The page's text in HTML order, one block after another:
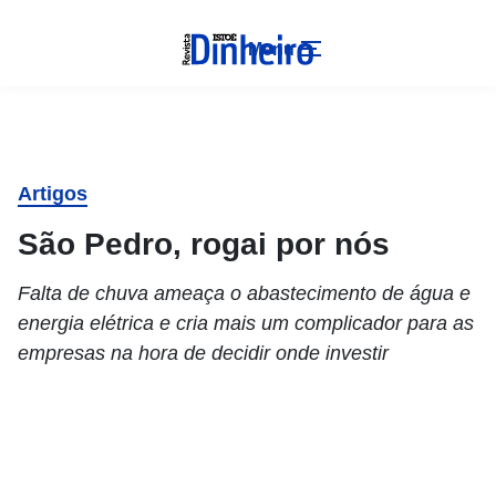
Menu
Artigos
São Pedro, rogai por nós
Falta de chuva ameaça o abastecimento de água e
energia elétrica e cria mais um complicador para as
empresas na hora de decidir onde investir